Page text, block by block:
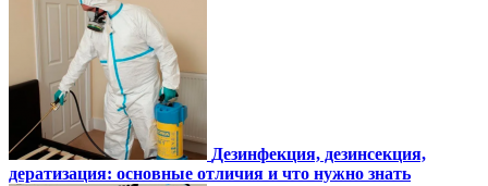
Дезинфекция, дезинсекция,
дератизация: основные отличия и что нужно знать